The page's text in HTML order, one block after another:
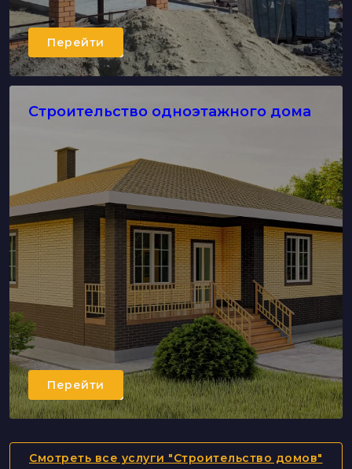
Перейти
Строительство одноэтажного дома
Перейти
Смотреть все услуги "Строительство домов"